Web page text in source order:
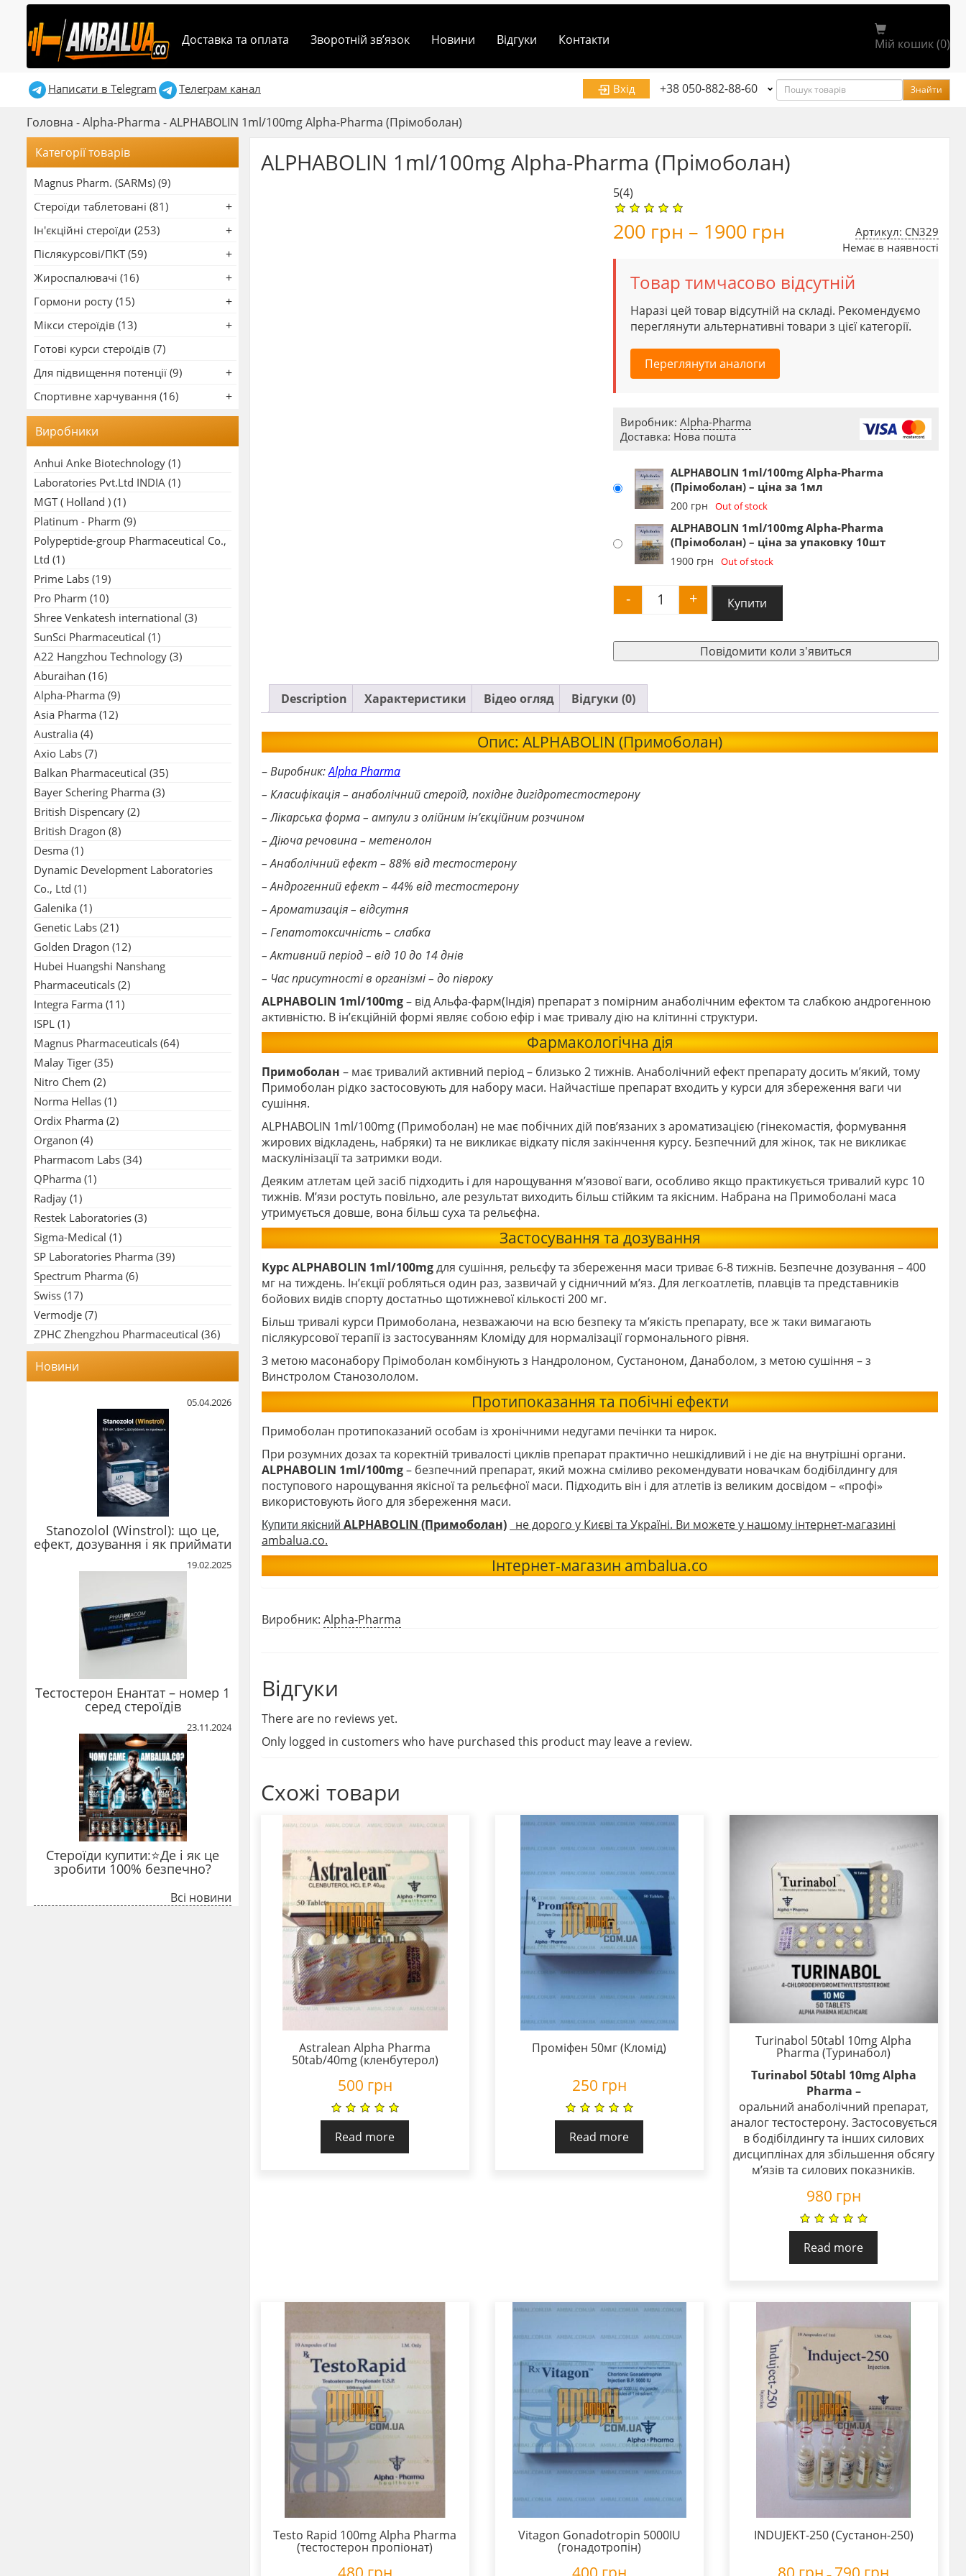
Доставка та оплата Зворотній зв’язок Новини Відгуки Контакти Мій кошик (0)
Написати в Telegram Телеграм канал Вхід +38 050-882-88-60 Пошук Знайти
Головна -Alpha-Pharma -ALPHABOLIN 1ml/100mg Alpha-Pharma (Прімоболан)
ALPHABOLIN 1ml/100mg Alpha-Pharma (Прімоболан)
5(4)
Артикул: CN329
Немає в наявності
200 грн – 1900 грн
Товар тимчасово відсутній
Наразі цей товар відсутній на складі. Рекомендуємо
переглянути альтернативні товари з цієї категорії.
Переглянути аналоги
Виробник:Alpha-Pharma
Доставка: Нова пошта
ALPHABOLIN 1ml/100mg Alpha-Pharma
(Прімоболан) – ціна за 1мл
200 грн Out of stock
ALPHABOLIN 1ml/100mg Alpha-Pharma
(Прімоболан) – ціна за упаковку 10шт
1900 грн Out of stock
ALPHABOLIN 1ml/100mg Alpha-Pharma
- + Купити
Повідомити коли з'явиться
Description Характеристики Відео огляд Відгуки (0)
Опис: ALPHABOLIN (Примоболан)
–Виробник:Alpha Pharma
– Класифікація – анаболічний стероїд, похідне дигідротестостерону
– Лікарська форма – ампули з олійним ін’єкційним розчином
– Діюча речовина – метенолон
– Анаболічний ефект – 88% від тестостерону
– Андрогенний ефект – 44% від тестостерону
– Ароматизація – відсутня
– Гепатотоксичність – слабка
– Активний період – від 10 до 14 днів
– Час присутності в організмі – до півроку
ALPHABOLIN 1ml/100mg– від Альфа-фарм(Індія) препарат з помірним анаболічним ефектом та слабкою андрогенною
активністю. В ін’єкційній формі являє собою ефір і має тривалу дію на клітинні структури.
Фармакологічна дія
Примоболан – має тривалий активний період – близько 2 тижнів. Анаболічний ефект препарату досить м’який, тому
Примоболан рідко застосовують для набору маси. Найчастіше препарат входить у курси для збереження ваги чи
сушіння.
ALPHABOLIN 1ml/100mg (Примоболан) не має побічних дій пов’язаних з ароматизацією (гінекомастія, формування
жирових відкладень, набряки) та не викликає відкату після закінчення курсу. Безпечний для жінок, так не викликає
маскулінізації та затримки води.
Деяким атлетам цей засіб підходить і для нарощування м’язової ваги, особливо якщо практикується тривалий курс 10
тижнів. М’язи ростуть повільно, але результат виходить більш стійким та якісним. Набрана на Примоболані маса
утримується довше, вона більш суха та рельєфна.
Застосування та дозування
Курс ALPHABOLIN 1ml/100mgдля сушіння, рельєфу та збереження маси триває 6-8 тижнів. Безпечне дозування – 400
мг на тиждень. Ін’єкції робляться один раз, зазвичай у сідничний м’яз. Для легкоатлетів, плавців та представників
бойових видів спорту достатньо щотижневої кількості 200 мг.
Більш тривалі курси Примоболана, незважаючи на всю безпеку та м’якість препарату, все ж таки вимагають
післякурсової терапії із застосуванням Кломіду для нормалізації гормонального рівня.
З метою масонабору Прімоболан комбінують з Нандролоном, Сустаноном, Данаболом, з метою сушіння – з
Винстролом Станозололом.
Протипоказання та побічні ефекти
Примоболан протипоказаний особам із хронічними недугами печінки та нирок.
При розумних дозах та коректній тривалості циклів препарат практично нешкідливий і не діє на внутрішні органи.
ALPHABOLIN 1ml/100mg– безпечний препарат, який можна сміливо рекомендувати новачкам бодібілдингу для
поступового нарощування якісної та рельєфної маси. Підходить він і для атлетів із великим досвідом – «профі»
використовують його для збереження маси.
Купити якісний ALPHABOLIN (Примоболан) не дорого у Києві та Україні. Ви можете у нашому інтернет-магазині
ambalua.co.
Інтернет-магазин ambalua.co
Виробник: Alpha-Pharma
Відгуки
There are no reviews yet.
Only logged in customers who have purchased this product may leave a review.
Схожі товари
Astralean Alpha Pharma
50tab/40mg (кленбутерол)
500 грн
Read more
Проміфен 50мг (Кломід)
250 грн
Read more
Turinabol 50tabl 10mg Alpha
Pharma (Туринабол)
Turinabol 50tabl 10mg Alpha
Pharma –
оральний анаболічний препарат,
аналог тестостерону. Застосовується
в бодібілдингу та інших силових
дисциплінах для збільшення обсягу
м’язів та силових показників.
980 грн
Read more
Testo Rapid 100mg Alpha Pharma
(тестостерон пропіонат)
Vitagon Gonadotropin 5000IU
(гонадотропін)
INDUJEKT-250 (Сустанон-250)
Категорії товарів
Magnus Pharm. (SARMs) (9)
Стероїди таблетовані (81)
Ін'єкційні стероїди (253)
Післякурсові/ПКТ (59)
Жироспалювачі (16)
Гормони росту (15)
Мікси стероїдів (13)
Готові курси стероїдів (7)
Для підвищення потенції (9)
Спортивне харчування (16)
Виробники
Anhui Anke Biotechnology (1)
Laboratories Pvt.Ltd INDIA (1)
MGT ( Holland ) (1)
Platinum - Pharm (9)
Polypeptide-group Pharmaceutical Co.,
Ltd (1)
Prime Labs (19)
Pro Pharm (10)
Shree Venkatesh international (3)
SunSci Pharmaceutical (1)
A22 Hangzhou Technology (3)
Aburaihan (16)
Alpha-Pharma (9)
Asia Pharma (12)
Australia (4)
Axio Labs (7)
Balkan Pharmaceutical (35)
Bayer Schering Pharma (3)
British Dispencary (2)
British Dragon (8)
Desma (1)
Dynamic Development Laboratories
Co., Ltd (1)
Galenika (1)
Genetic Labs (21)
Golden Dragon (12)
Hubei Huangshi Nanshang
Pharmaceuticals (2)
Integra Farma (11)
ISPL (1)
Magnus Pharmaceuticals (64)
Malay Tiger (35)
Nitro Chem (2)
Norma Hellas (1)
Ordix Pharma (2)
Organon (4)
Pharmacom Labs (34)
QPharma (1)
Radjay (1)
Restek Laboratories (3)
Sigma-Medical (1)
SP Laboratories Pharma (39)
Spectrum Pharma (6)
Swiss (17)
Vermodje (7)
ZPHC Zhengzhou Pharmaceutical (36)
Новини
05.04.2026
Stanozolol (Winstrol): що це,
ефект, дозування і як приймати
19.02.2025
Тестостерон Енантат – номер 1
серед стероїдів
23.11.2024
Стероїди купити:⭐Де і як це
зробити 100% безпечно?
Всі новини